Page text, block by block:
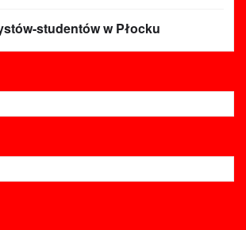
studentów w Płocku